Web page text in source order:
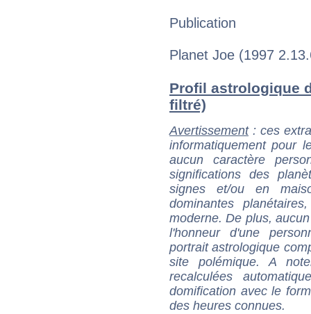
Publication
Planet Joe (1997
Profil astrologique
filtré)
Avertissement: ces
informatiquement pour
aucun caractère
significations des
signes et/ou en
dominantes
moderne. De plus,
l'honneur d'une
portrait astrologique
site polémique. A
recalculées
domification avec le
des heures connues.